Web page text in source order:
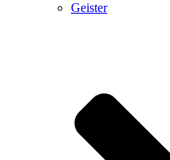
Geister